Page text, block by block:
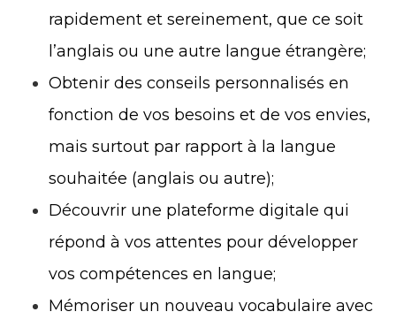
rapidement et sereinement, que ce soit
l’anglais ou une autre langue étrangère;
Obtenir des conseils personnalisés en
fonction de vos besoins et de vos envies,
mais surtout par rapport à la langue
souhaitée (anglais ou autre);
Découvrir une plateforme digitale qui
répond à vos attentes pour développer
vos compétences en langue;
Mémoriser un nouveau vocabulaire avec